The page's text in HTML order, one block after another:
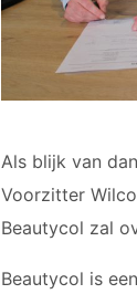
Als blijk van
Voorzitter
Beautycol zal
Beautycol is